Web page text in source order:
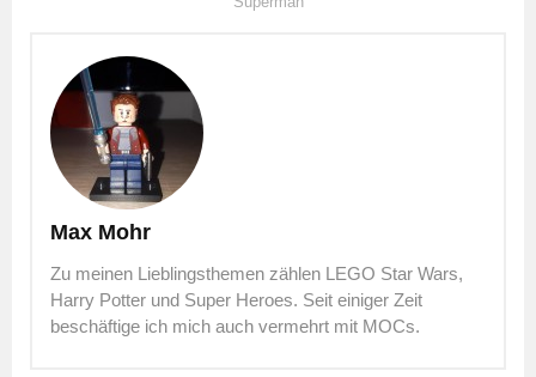
Max Mohr
Zu meinen Lieblingsthemen zählen LEGO Star Wars,
Harry Potter und Super Heroes. Seit einiger Zeit
beschäftige ich mich auch vermehrt mit MOCs.